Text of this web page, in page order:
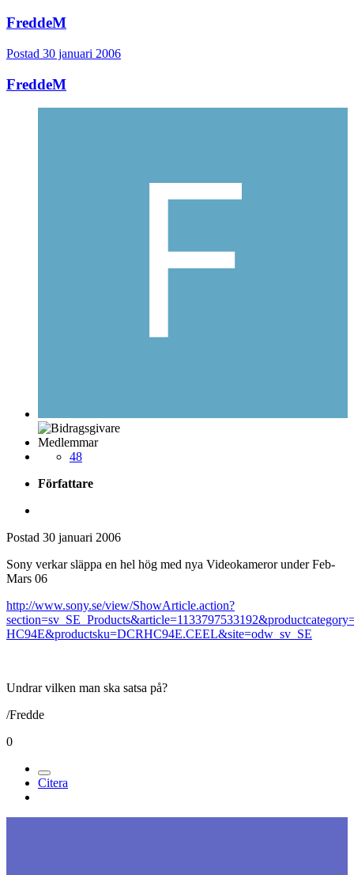
FreddeM
Postad 30 januari 2006
FreddeM
Medlemmar
48
Författare
Postad 30 januari 2006
Sony verkar släppa en hel hög med nya Videokameror under Feb-
Mars 06
http://www.sony.se/view/ShowArticle.action?
HC94E&productsku=DCRHC94E.CEEL&site=odw_sv_SE
Undrar vilken man ska satsa på?
/Fredde
0
Citera